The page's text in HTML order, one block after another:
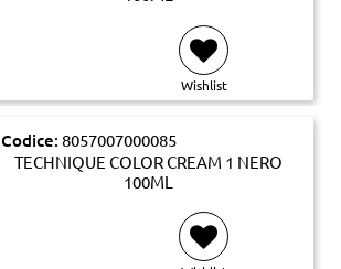
Wishlist
Codice: 8057007000085
TECHNIQUE COLOR CREAM 1 NERO
100ML